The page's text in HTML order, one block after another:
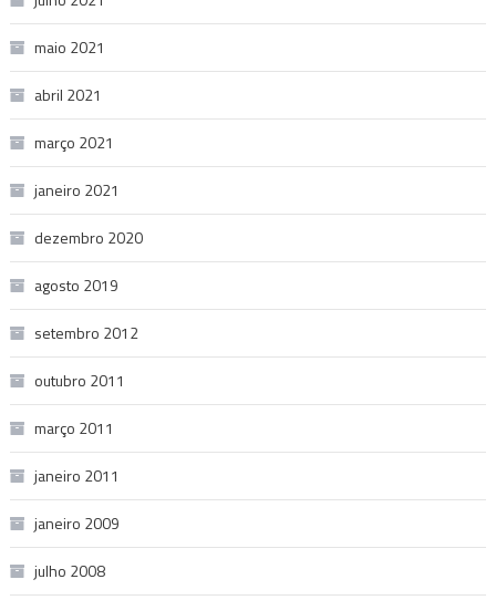
maio 2021
abril 2021
março 2021
janeiro 2021
dezembro 2020
agosto 2019
setembro 2012
outubro 2011
março 2011
janeiro 2011
janeiro 2009
julho 2008